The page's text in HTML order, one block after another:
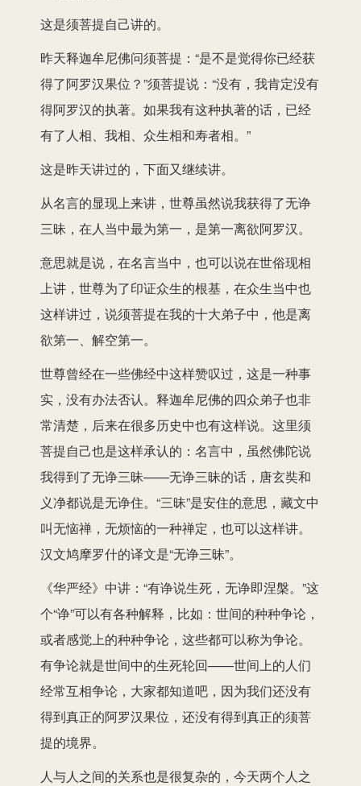
这是须菩提自己讲的。
昨天释迦牟尼佛问须菩提：“是不是觉得你已经获
得了阿罗汉果位？”须菩提说：“没有，我肯定没有
得阿罗汉的执著。如果我有这种执著的话，已经
有了人相、我相、众生相和寿者相。”
这是昨天讲过的，下面又继续讲。
从名言的显现上来讲，世尊虽然说我获得了无诤
三昧，在人当中最为第一，是第一离欲阿罗汉。
意思就是说，在名言当中，也可以说在世俗现相
上讲，世尊为了印证众生的根基，在众生当中也
这样讲过，说须菩提在我的十大弟子中，他是离
欲第一、解空第一。
世尊曾经在一些佛经中这样赞叹过，这是一种事
实，没有办法否认。释迦牟尼佛的四众弟子也非
常清楚，后来在很多历史中也有这样说。这里须
菩提自己也是这样承认的：名言中，虽然佛陀说
我得到了无诤三昧——无诤三昧的话，唐玄奘和
义净都说是无诤住。“三昧”是安住的意思，藏文中
叫无恼禅，无烦恼的一种禅定，也可以这样讲。
汉文鸠摩罗什的译文是“无诤三昧”。
《华严经》中讲：“有诤说生死，无诤即涅槃。”这
个“诤”可以有各种解释，比如：世间的种种争论，
或者感觉上的种种争论，这些都可以称为争论。
有争论就是世间中的生死轮回——世间上的人们
经常互相争论，大家都知道吧，因为我们还没有
得到真正的阿罗汉果位，还没有得到真正的须菩
提的境界。
人与人之间的关系也是很复杂的，今天两个人之